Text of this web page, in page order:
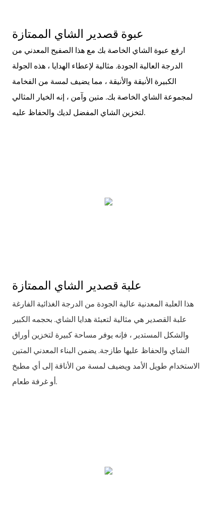
ارفع عبوة الشاي الخاصة بك مع هذا الصفيح المعدني من
الدرجة العالية الجودة. مثالية لإعطاء الهدايا ، هذه الجولة
الكبيرة الأنيقة والأنيقة ، مما يضيف لمسة من الفخامة
لمجموعة الشاي الخاصة بك. متين وآمن ، إنه الخيار المثالي
لتخزين الشاي المفضل لديك والحفاظ عليه.
هذا العلبة المعدنية عالية الجودة من الدرجة الغذائية الفارغة
علبة القصدير هي مثالية لتعبئة هدايا الشاي. بحجمه الكبير
والشكل المستدير ، فإنه يوفر مساحة كبيرة لتخزين أوراق
الشاي والحفاظ عليها طازجة. يضمن البناء المعدني المتين
الاستخدام طويل الأمد ويضيف لمسة من الأناقة إلى أي مطبخ
أو غرفة طعام.